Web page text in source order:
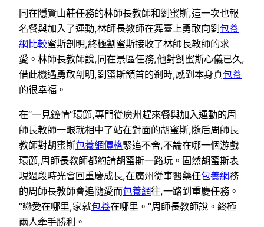
同在隱賢山莊任務的林師長教師和劉蜜斯,這一次也報
名餐與加入了運動,林師長教師在舞臺上勇敢向劉包養
網比較蜜斯剖明,終極劉蜜斯接收了林師長教師的求
愛。林師長教師說,同在景區任務,他對劉蜜斯心儀已久,
借此機遇勇敢剖明,劉蜜斯頷首的剎時,感到本身真包養
的很幸福。
在“一見鐘情”環節,專門從廣州趕來餐與加入運動的周
師長教師一眼就相中了站在對面的胡蜜斯,隨后周師長
教師對胡蜜斯包養網價格緊追不舍,不論在哪一個游戲
環節,周師長教師都約請胡蜜斯一路玩。固然胡蜜斯表
現過段時光會回重慶成長,在廣州從事醫藥任包養網務
的周師長教師會追隨愛而包養網往,一路到重慶任務。
“戀愛在哪里,家就包養在哪里。”周師長教師說。終極
兩人牽手勝利。